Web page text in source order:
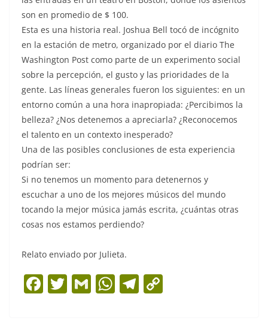
son en promedio de $ 100.
Esta es una historia real. Joshua Bell tocó de incógnito
en la estación de metro, organizado por el diario The
Washington Post como parte de un experimento social
sobre la percepción, el gusto y las prioridades de la
gente. Las líneas generales fueron los siguientes: en un
entorno común a una hora inapropiada: ¿Percibimos la
belleza? ¿Nos detenemos a apreciarla? ¿Reconocemos
el talento en un contexto inesperado?
Una de las posibles conclusiones de esta experiencia
podrían ser:
Si no tenemos un momento para detenernos y
escuchar a uno de los mejores músicos del mundo
tocando la mejor música jamás escrita, ¿cuántas otras
cosas nos estamos perdiendo?
Relato enviado por Julieta.
F T G W T